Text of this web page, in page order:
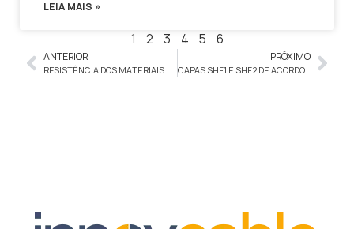
LEIA MAIS »
1 2 3 4 5 6
ANTERIOR
RESISTÊNCIA DOS MATERIAIS DE ISOLAMENTO E CAPA, COMPARATIVO DAS PROPRIEDADES
PRÓXIMO
CAPAS SHF1 E SHF2 DE ACORDO COM A NEK-606